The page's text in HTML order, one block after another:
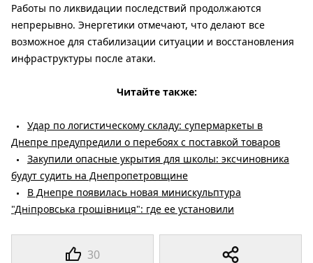
30
Работы по ликвидации последствий продолжаются
непрерывно. Энергетики отмечают, что делают все
возможное для стабилизации ситуации и восстановления
инфраструктуры после атаки.
Читайте также:
Удар по логистическому складу: супермаркеты в
Днепре предупредили о перебоях с поставкой товаров
Закупили опасные укрытия для школы: эксчиновника
будут судить на Днепропетровщине
В Днепре появилась новая минискульптура
"Дніпровська грошівниця": где ее установили